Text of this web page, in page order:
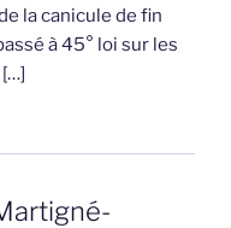
la canicule de fin
à 45° loi sur les